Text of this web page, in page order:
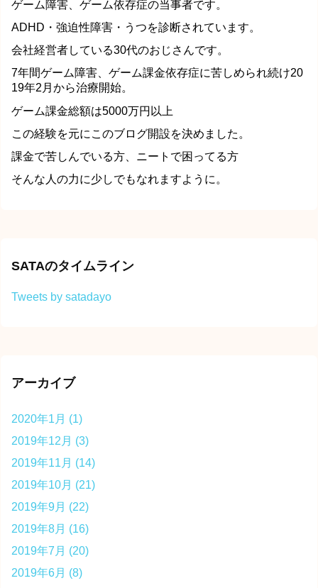
ゲーム障害、ゲーム依存症の当事者です。
ADHD・強迫性障害・うつを診断されています。
会社経営者している30代のおじさんです。
7年間ゲーム障害、ゲーム課金依存症に苦しめられ続け20
19年2月から治療開始。
ゲーム課金総額は5000万円以上
この経験を元にこのブログ開設を決めました。
課金で苦しんでいる方、ニートで困ってる方
そんな人の力に少しでもなれますように。
SATAのタイムライン
Tweets by satadayo
アーカイブ
2020年1月 (1)
2019年12月 (3)
2019年11月 (14)
2019年10月 (21)
2019年9月 (22)
2019年8月 (16)
2019年7月 (20)
2019年6月 (8)